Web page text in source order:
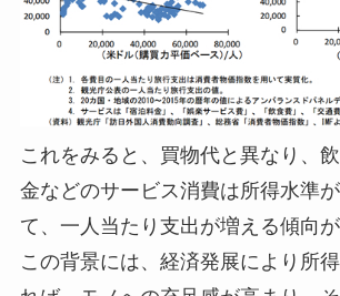
これをみると、買物代と異なり、
金などのサービス消費は所得水準
て、一人当たり支出が増える傾向が
この背景には、経済発展により所